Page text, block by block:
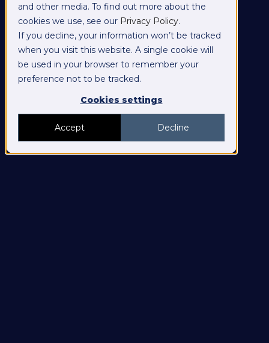
and other media. To find out more about the
cookies we use, see our Privacy Policy.
If you decline, your information won’t be tracked
when you visit this website. A single cookie will
be used in your browser to remember your
preference not to be tracked.
Cookies settings
Accept Decline